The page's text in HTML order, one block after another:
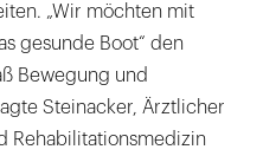
„Wir möchten mit
gesunde Boot“ den
Bewegung und
Steinacker, Ärztlicher
Rehabilitationsmedizin